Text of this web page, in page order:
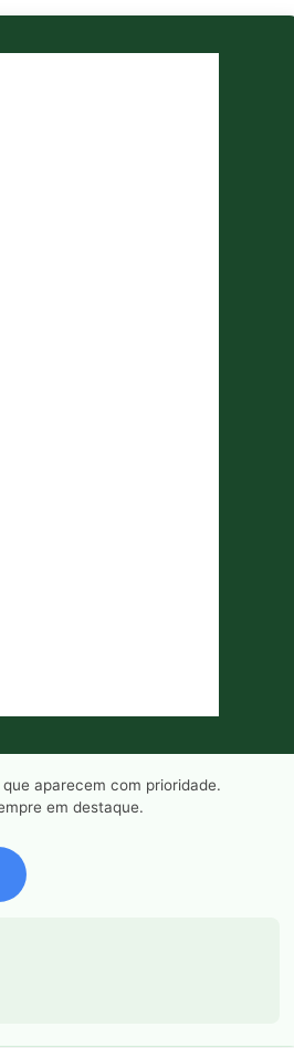
aparecem com prioridade.
em destaque.